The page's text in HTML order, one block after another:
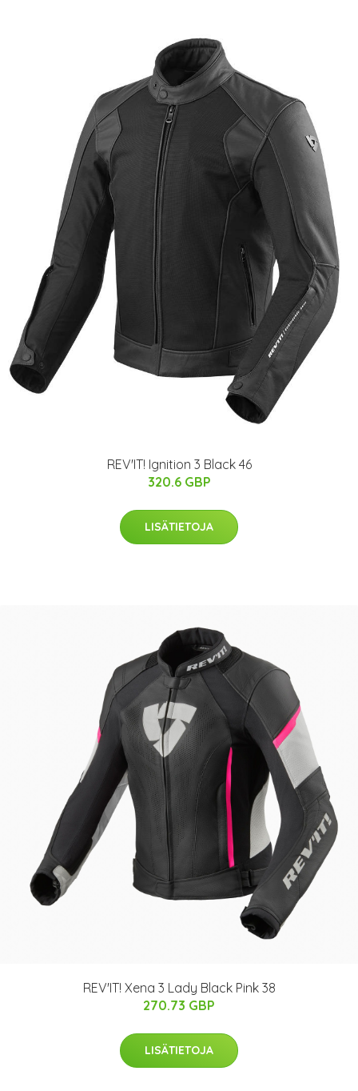
REV'IT! Ignition 3 Black 46
320.6 GBP
LISÄTIETOJA
REV'IT! Xena 3 Lady Black Pink 38
270.73 GBP
LISÄTIETOJA